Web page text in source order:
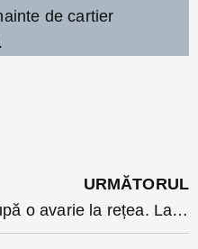
de cartier
URMĂTORUL
Localitatea Sărata fără apă, după o avarie la rețea. La fel și Figa